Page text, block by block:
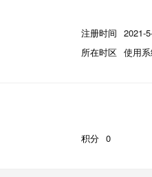
注册时间 2021-
所在时区 使用
积分 0